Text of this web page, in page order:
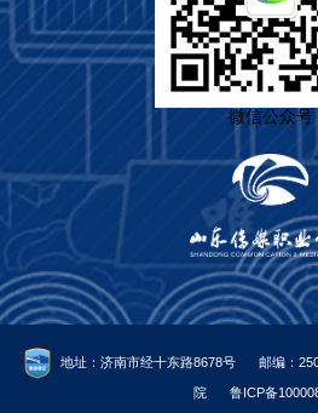
微信公众号
地址：济南市经十东路8678号 邮编：
院 鲁ICP备